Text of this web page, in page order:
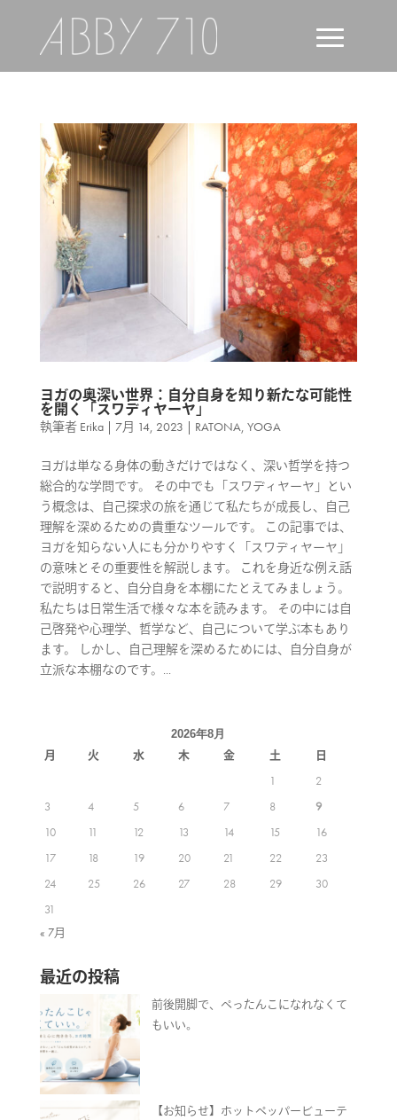
ヨガの奥深い世界：自分自身を知り新たな可能性
を開く「スワディヤーヤ」
執筆者 Erika| 7月 14, 2023 | RATONA, YOGA
ヨガは単なる身体の動きだけではなく、深い哲学を持つ
総合的な学問です。 その中でも「スワディヤーヤ」とい
う概念は、自己探求の旅を通じて私たちが成長し、自己
理解を深めるための貴重なツールです。 この記事では、
ヨガを知らない人にも分かりやすく「スワディヤーヤ」
の意味とその重要性を解説します。 これを身近な例え話
で説明すると、自分自身を本棚にたとえてみましょう。
私たちは日常生活で様々な本を読みます。 その中には自
己啓発や心理学、哲学など、自己について学ぶ本もあり
ます。 しかし、自己理解を深めるためには、自分自身が
立派な本棚なのです。...
2026年8月
月 火 水 木 金 土
日
1
2
3
4 5 6 7 8
9
10
11 12 13 14 15
16
17
18 19 20 21 22
23
24
25 26 27 28 29
30
31
« 7月
最近の投稿
前後開脚で、ぺったんこになれなくて
もいい。
【お知らせ】ホットペッパービューテ